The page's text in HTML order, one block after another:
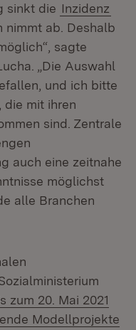
sinkt die Inzidenz
nimmt ab. Deshalb
sagte
„Die Auswahl
und ich bitte
die mit ihren
sind. Zentrale
auch eine zeitnahe
möglichst
alle Branchen
zum 20. Mai 2021
Modellprojekte